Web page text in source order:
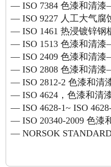
— ISO 7384 色漆和清漆
— ISO 9227 人工大气腐
— ISO 1461 热浸镀锌钢
— ISO 1513 色漆和清漆
— ISO 2409 色漆和清漆
— ISO 2808 色漆和清漆
— ISO 2812-2 色漆和清
— ISO 4624 ，色漆和清
— ISO 4628-1~ ISO
— ISO 20340-2009 色漆
— NORSOK